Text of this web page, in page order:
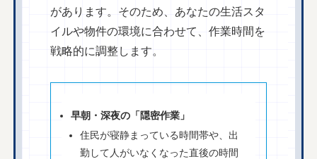
があります。そのため、あなたの生活スタ
イルや物件の環境に合わせて、作業時間を
戦略的に調整します。
早朝・深夜の「隠密作業」
住民が寝静まっている時間帯や、出
勤して人がいなくなった直後の時間